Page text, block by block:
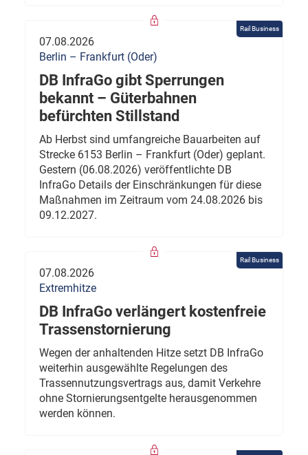
Rail Business
07.08.2026
Berlin – Frankfurt (Oder)
DB InfraGo gibt Sperrungen
bekannt – Güterbahnen
befürchten Stillstand
Ab Herbst sind umfangreiche Bauarbeiten auf
Strecke 6153 Berlin – Frankfurt (Oder) geplant.
Gestern (06.08.2026) veröffentlichte DB
InfraGo Details der Einschränkungen für diese
Maßnahmen im Zeitraum vom 24.08.2026 bis
09.12.2027.
Rail Business
07.08.2026
Extremhitze
DB InfraGo verlängert kostenfreie
Trassenstornierung
Wegen der anhaltenden Hitze setzt DB InfraGo
weiterhin ausgewählte Regelungen des
Trassennutzungsvertrags aus, damit Verkehre
ohne Stornierungsentgelte herausgenommen
werden können.